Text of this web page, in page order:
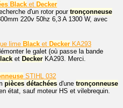
Black et Decker
d'un rotor pour tronçonneuse
220v 50hz 6,3 A 1300 W, avec
lime Black et Decker KA293
le galet (où passe la bande
et Decker KA293. Merci.
STIHL 032
pièces détachées d'une tronçonneuse
état, sauf moteur HS et vilebrequin.